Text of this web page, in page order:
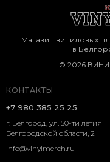
КОНТАКТЫ
г. Белгород, ул. 50-ти летия
Белгородской области, 2
+7 980 385 25 25
Магазин виниловых
в
© 2026
info@vinylmerch.ru